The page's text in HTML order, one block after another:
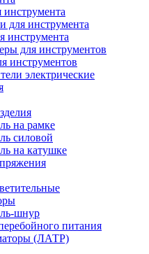
инструмента
для инструмента
инструмента
для инструментов
инструментов
электрические
на рамке
силовой
на катушке
шнур
питания
(ЛАТР)